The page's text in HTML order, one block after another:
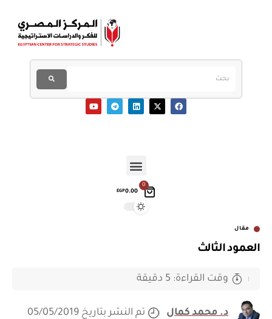
0
EGP0.00
مقال
العمود الثالث
د. محمد كمال تم النشر بتاريخ 05/05/2019
وقت القراءة: 5 دقيقة